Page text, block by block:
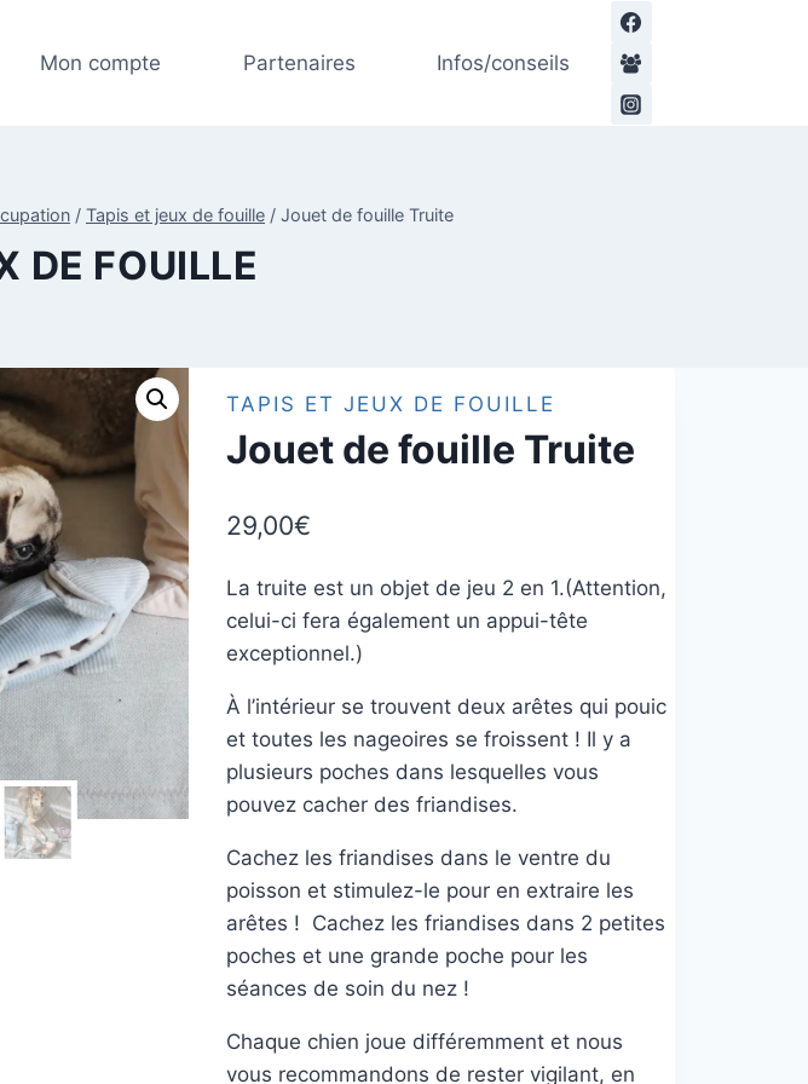
Mon compte Partenaires Infos/conseils
/ Tapis et jeux de fouille / Jouet de fouille Truite
DE FOUILLE
TAPIS ET JEUX DE FOUILLE
Jouet de fouille Truite
29,00€
La truite est un objet de jeu 2 en 1.(Attention,
celui-ci fera également un appui-tête
exceptionnel.)
À l’intérieur se trouvent deux arêtes qui pouic
et toutes les nageoires se froissent ! Il y a
plusieurs poches dans lesquelles vous
pouvez cacher des friandises.
Cachez les friandises dans le ventre du
poisson et stimulez-le pour en extraire les
arêtes ! Cachez les friandises dans 2 petites
poches et une grande poche pour les
séances de soin du nez !
Chaque chien joue différemment et nous
vous recommandons de rester vigilant, en
de